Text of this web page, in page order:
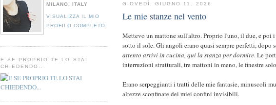
GIOVEDÌ, GIUGNO 11, 2026
Le mie stanze nel vento
Mettevo un mattone sull'altro. Proprio l'uno, il due, e poi
sotto il sole. Gli angoli erano quasi sempre perfetti, dopo
attento arrivi in cucina, qui la stanza per dormire. Le
interruzioni strutturali, tre mattoni in meno, le finestre
Erano serpeggianti i tratti delle mie fantasie, minuscoli
altezze sconfinate dei miei confini invisibili.
MILANO, ITALY
VISUALIZZA IL MIO
PROFILO COMPLETO
E SE PROPRIO TE LO STAI
CHIEDENDO...